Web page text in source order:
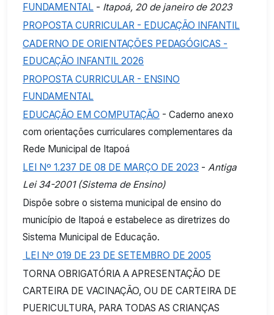
FUNDAMENTAL - Itapoá, 20 de janeiro de 2023
PROPOSTA CURRICULAR - EDUCAÇÃO INFANTIL
CADERNO DE ORIENTAÇÕES PEDAGÓGICAS -
EDUCAÇÃO INFANTIL 2026
PROPOSTA CURRICULAR - ENSINO
FUNDAMENTAL
EDUCAÇÃO EM COMPUTAÇÃO - Caderno anexo
com orientações curriculares complementares da
Rede Municipal de Itapoá
LEI Nº 1.237 DE 08 DE MARÇO DE 2023 - Antiga
Lei 34-2001 (Sistema de Ensino)
Dispõe sobre o sistema municipal de ensino do
município de Itapoá e estabelece as diretrizes do
Sistema Municipal de Educação.
LEI Nº 019 DE 23 DE SETEMBRO DE 2005
TORNA OBRIGATÓRIA A APRESENTAÇÃO DE
CARTEIRA DE VACINAÇÃO, OU DE CARTEIRA DE
PUERICULTURA, PARA TODAS AS CRIANÇAS